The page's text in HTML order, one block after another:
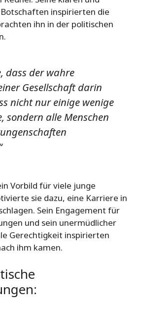
inspirierten die
ihn in der politischen
dass der wahre
Gesellschaft darin
nicht nur einige wenige
sondern alle Menschen
Vorbild für viele junge
sie dazu, eine Karriere in
Sein Engagement für
und sein unermüdlicher
Gerechtigkeit inspirierten
ihm kamen.